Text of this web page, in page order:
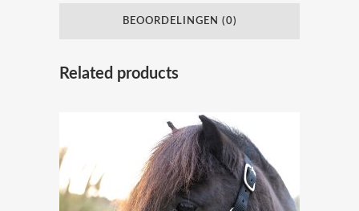
BEOORDELINGEN (0)
Related products